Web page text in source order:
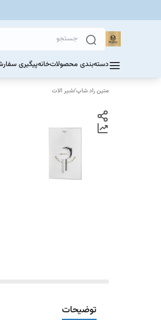
دسته‌بندی محصولاتخانهپیگیری
متین راد شاپ/شیر الات
توضیحات